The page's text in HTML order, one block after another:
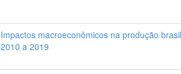
Impactos macroeconômicos na produção
2010 a 2019